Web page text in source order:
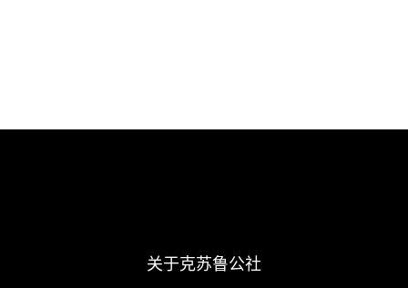
关于克苏鲁公社